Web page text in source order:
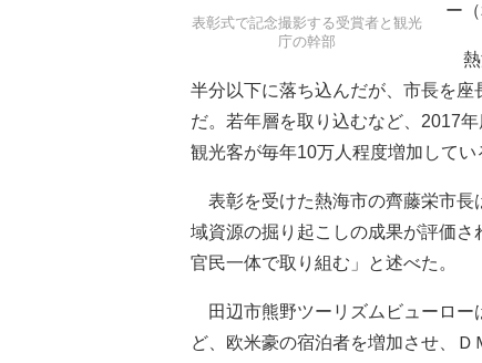
表彰式で記念撮影する受賞者と観光
庁の幹部
ー
熱
半分以下に落ち込んだが、市長を
だ。若年層を取り込むなど、2017
観光客が毎年10万人程度増加してい
表彰を受けた熱海市の齊藤栄市長
域資源の掘り起こしの成果が評価
官民一体で取り組む」と述べた。
田辺市熊野ツーリズムビューロー
ど、欧米豪の宿泊者を増加させ、